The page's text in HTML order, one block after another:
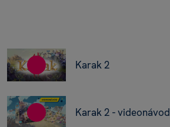
Karak 2
Karak 2 - videonávod